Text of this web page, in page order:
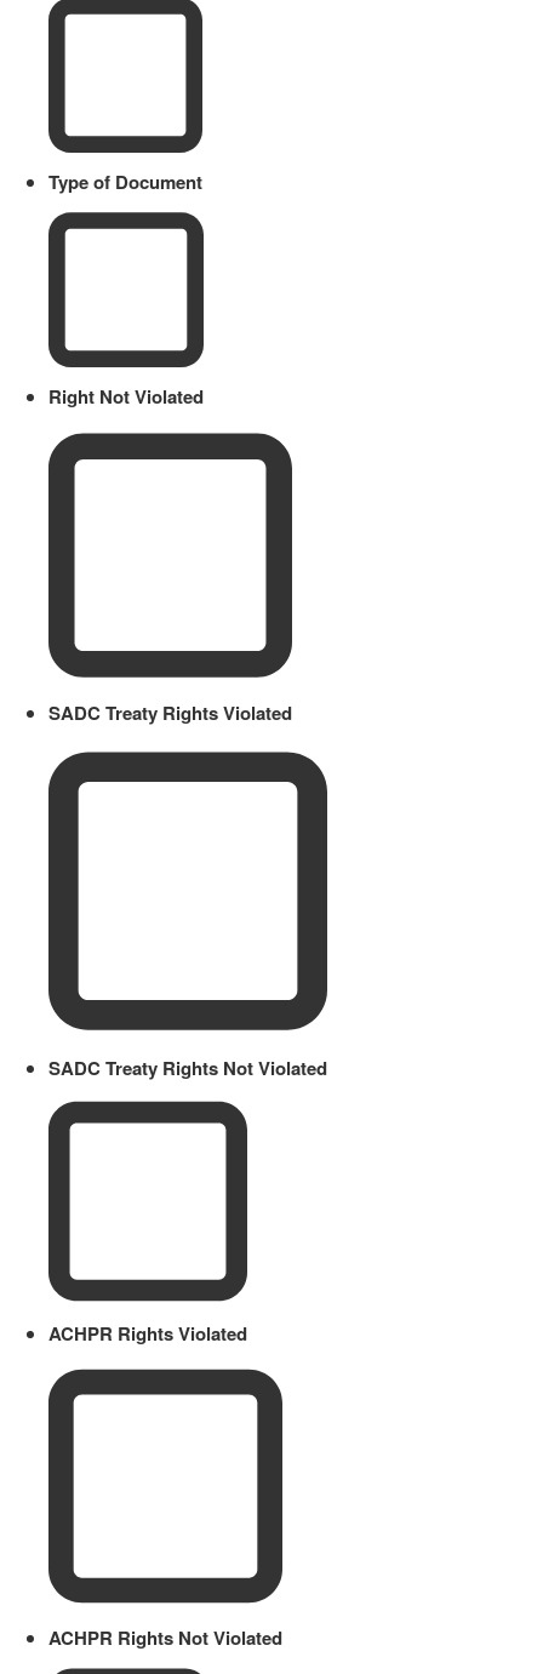
Type of Document
Right Not Violated
SADC Treaty Rights Violated
SADC Treaty Rights Not Violated
ACHPR Rights Violated
ACHPR Rights Not Violated